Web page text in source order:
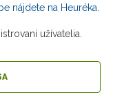
nájdete na Heuréka.
užívatelia.